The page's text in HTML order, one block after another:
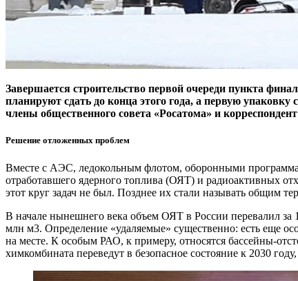
Завершается строительство первой очереди пункта
планируют сдать до конца этого года, а первую
члены общественного совета «Росатома» и
Решение отложенных проблем
Вместе с АЭС, ледокольным флотом, оборонными
отработавшего ядерного топлива (ОЯТ) и радиоактивных
этот круг задач не был. Позднее их стали называть общим
В начале нынешнего века объем ОЯТ в России перевалил
млн м3. Определение «удаляемые» существенно: есть еще
на месте. К особым РАО, к примеру, относятся бассейны-
химкомбината переведут в безопасное состояние к 2030